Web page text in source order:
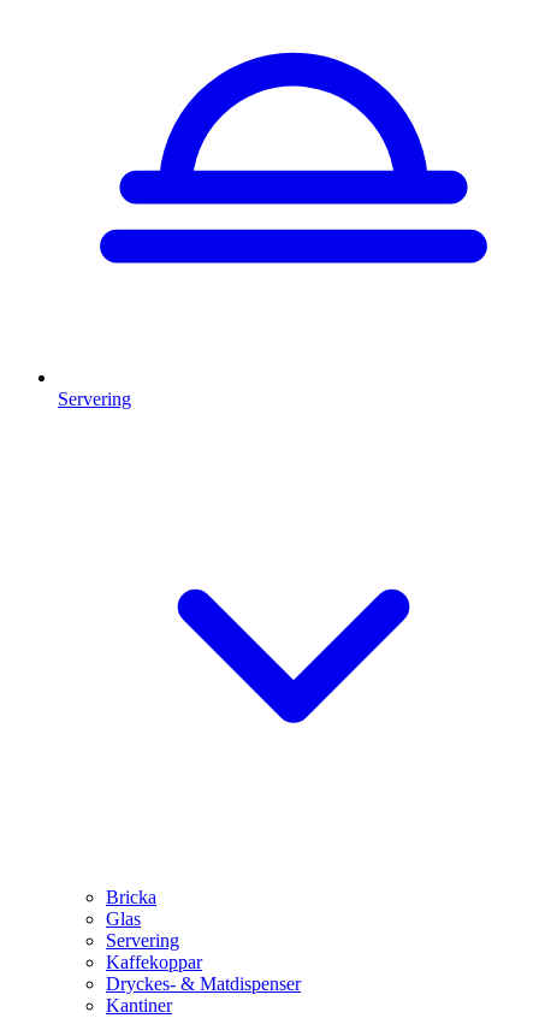
Servering
Bricka
Glas
Servering
Kaffekoppar
Dryckes- & Matdispenser
Kantiner